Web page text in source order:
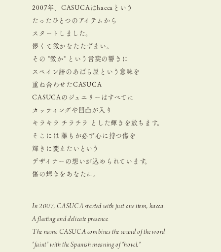
2007年、CASUCAはhaccaという
たったひとつのアイテムから
スタートしました。
儚くて微かなたたずまい。
その "微か" という言葉の響きに
スペイン語のあばら屋という意味を
重ね合わせたCASUCA
CASUCAのジュエリーはすべてに
カッティングや凹凸が入り
キラキラ チラチラ とした輝きを放ちます。
そこには 誰もが必ず心に持つ傷を
輝きに変えたいという
デザイナーの想いが込められています。
傷の輝きをあなたに。
In 2007, CASUCA started with just one item, hacca.
A fleeting and delicate presence.
The name CASUCA combines the sound of the word
"faint" with the Spanish meaning of "hovel."